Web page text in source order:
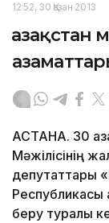
12:52, 30 Қазан 2013
Қазақстан
АСТАНА. 30
Мәжілісінің
депутаттары
беру туралы